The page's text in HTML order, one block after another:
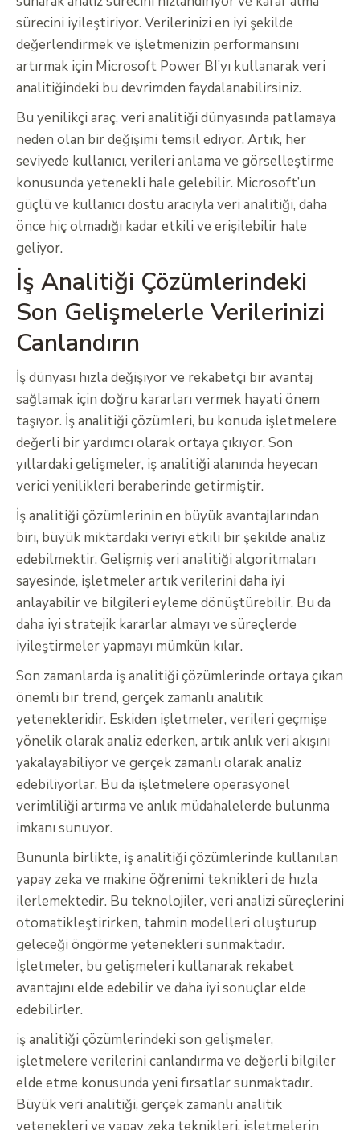
sürecini iyileştiriyor. Verilerinizi en iyi şekilde
değerlendirmek ve işletmenizin performansını
artırmak için Microsoft Power BI’yı kullanarak veri
analitiğindeki bu devrimden faydalanabilirsiniz.
Bu yenilikçi araç, veri analitiği dünyasında patlamaya
neden olan bir değişimi temsil ediyor. Artık, her
seviyede kullanıcı, verileri anlama ve görselleştirme
konusunda yetenekli hale gelebilir. Microsoft’un
güçlü ve kullanıcı dostu aracıyla veri analitiği, daha
önce hiç olmadığı kadar etkili ve erişilebilir hale
geliyor.
İş Analitiği Çözümlerindeki
Son Gelişmelerle Verilerinizi
Canlandırın
İş dünyası hızla değişiyor ve rekabetçi bir avantaj
sağlamak için doğru kararları vermek hayati önem
taşıyor. İş analitiği çözümleri, bu konuda işletmelere
değerli bir yardımcı olarak ortaya çıkıyor. Son
yıllardaki gelişmeler, iş analitiği alanında heyecan
verici yenilikleri beraberinde getirmiştir.
İş analitiği çözümlerinin en büyük avantajlarından
biri, büyük miktardaki veriyi etkili bir şekilde analiz
edebilmektir. Gelişmiş veri analitiği algoritmaları
sayesinde, işletmeler artık verilerini daha iyi
anlayabilir ve bilgileri eyleme dönüştürebilir. Bu da
daha iyi stratejik kararlar almayı ve süreçlerde
iyileştirmeler yapmayı mümkün kılar.
Son zamanlarda iş analitiği çözümlerinde ortaya çıkan
önemli bir trend, gerçek zamanlı analitik
yetenekleridir. Eskiden işletmeler, verileri geçmişe
yönelik olarak analiz ederken, artık anlık veri akışını
yakalayabiliyor ve gerçek zamanlı olarak analiz
edebiliyorlar. Bu da işletmelere operasyonel
verimliliği artırma ve anlık müdahalelerde bulunma
imkanı sunuyor.
Bununla birlikte, iş analitiği çözümlerinde kullanılan
yapay zeka ve makine öğrenimi teknikleri de hızla
ilerlemektedir. Bu teknolojiler, veri analizi süreçlerini
otomatikleştirirken, tahmin modelleri oluşturup
geleceği öngörme yetenekleri sunmaktadır.
İşletmeler, bu gelişmeleri kullanarak rekabet
avantajını elde edebilir ve daha iyi sonuçlar elde
edebilirler.
iş analitiği çözümlerindeki son gelişmeler,
işletmelere verilerini canlandırma ve değerli bilgiler
elde etme konusunda yeni fırsatlar sunmaktadır.
Büyük veri analitiği, gerçek zamanlı analitik